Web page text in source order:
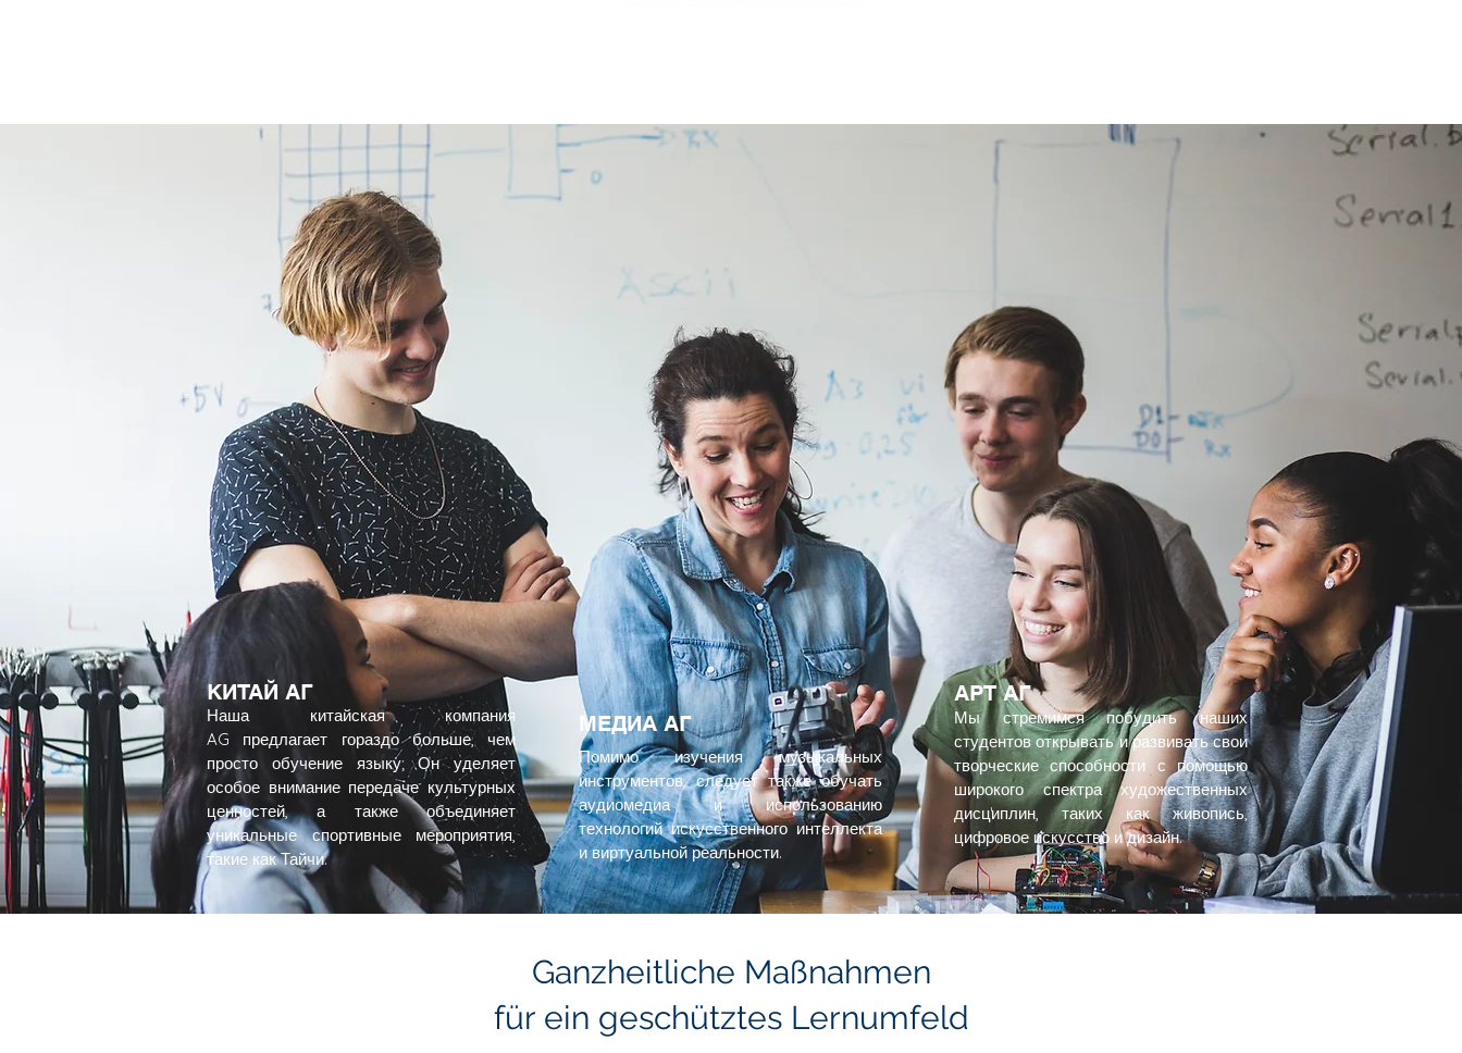
КИТАЙ АГ
Наша китайская компания
AG предлагает гораздо больше, чем
просто обучение языку; Он уделяет
особое внимание передаче культурных
ценностей, а также объединяет
уникальные спортивные мероприятия,
такие как Тайчи.
МЕДИА АГ
Помимо изучения музыкальных
инструментов, следует также обучать
аудиомедиа и использованию
технологий искусственного интеллекта
и виртуальной реальности.
АРТ АГ
Мы стремимся побудить наших
студентов открывать и развивать свои
творческие способности с помощью
широкого спектра художественных
дисциплин, таких как живопись,
цифровое искусство и дизайн.
Ganzheitliche Maßnahmen
für ein geschütztes Lernumfeld